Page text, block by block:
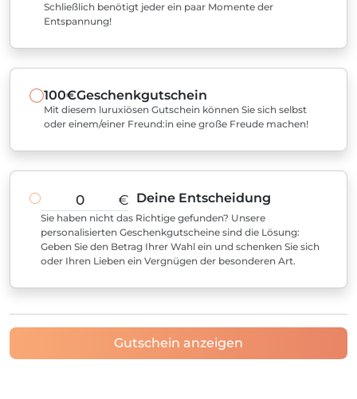
Schließlich benötigt jeder ein paar Momente der
Entspannung!
100€Geschenkgutschein
Mit diesem luruxiösen Gutschein können Sie sich selbst
oder einem/einer Freund:in eine große Freude machen!
€ Deine Entscheidung
Sie haben nicht das Richtige gefunden? Unsere
personalisierten Geschenkgutscheine sind die Lösung:
Geben Sie den Betrag Ihrer Wahl ein und schenken Sie sich
oder Ihren Lieben ein Vergnügen der besonderen Art.
Gutschein anzeigen